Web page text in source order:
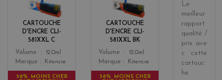
CARTOUCHE
D'ENCRE CLI-
581XXL C
Color
n
Volume
12.0ml
Marque
Kitencre
58% MOINS CHER
CARTOUCHE
D'ENCRE CLI-
581XXL BK
Color
c
k
Volume
12.0ml
Marque
Kitencre
58% MOINS CHER
Le
meilleur
rapport
qualité /
prix ave
c cette
cartouc
he